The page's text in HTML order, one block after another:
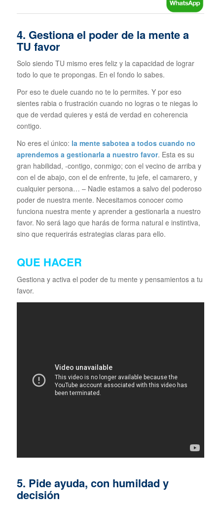
4. Gestiona el poder de la mente a
TU favor
Solo siendo TU mismo eres feliz y la capacidad de lograr
todo lo que te propongas. En el fondo lo sabes.
Por eso te duele cuando no te lo permites. Y por eso
sientes rabia o frustración cuando no logras o te niegas lo
que de verdad quieres y está de verdad en coherencia
contigo.
No eres el único: la mente sabotea a todos cuando no
aprendemos a gestionarla a nuestro favor. Esta es su
gran habilidad, -contigo, conmigo; con el vecino de arriba y
con el de abajo, con el de enfrente, tu jefe, el camarero, y
cualquier persona… – Nadie estamos a salvo del poderoso
poder de nuestra mente. Necesitamos conocer como
funciona nuestra mente y aprender a gestionarla a nuestro
favor. No será lago que harás de forma natural e instintiva,
sino que requerirás estrategias claras para ello.
QUE HACER
Gestiona y activa el poder de tu mente y pensamientos a tu
favor.
5. Pide ayuda, con humildad y
decisión